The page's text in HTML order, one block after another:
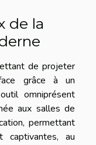
de la
de projeter
grâce à un
omniprésent
aux salles de
permettant
captivantes, au